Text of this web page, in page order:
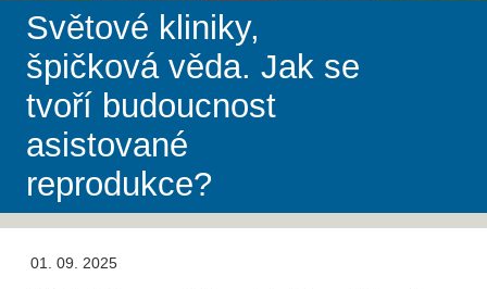
Světové kliniky,
špičková věda. Jak se
tvoří budoucnost
asistované
reprodukce?
01. 09. 2025